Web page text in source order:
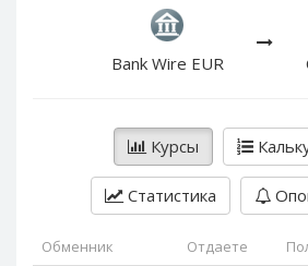
Bank Wire EUR
Курсы
Статистика
Обменник Отдаете
PayPal NOK
PayPal PLN
PayPal SGD